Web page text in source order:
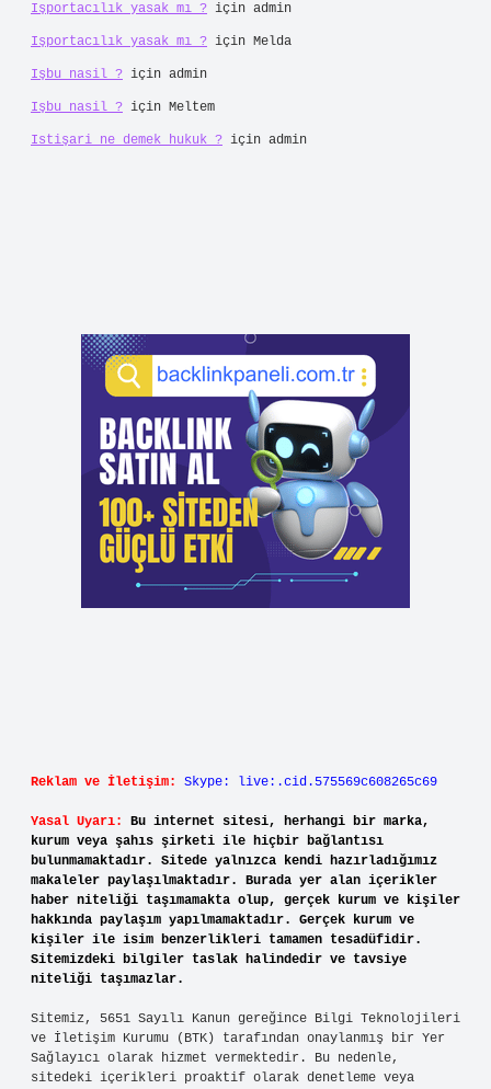
Işportacılık yasak mı ? için admin
Işportacılık yasak mı ? için Melda
Işbu nasil ? için admin
Işbu nasil ? için Meltem
Istişari ne demek hukuk ? için admin
Reklam ve İletişim: Skype: live:.cid.575569c608265c69
Yasal Uyarı:
Bu internet sitesi, herhangi bir marka,
kurum veya şahıs şirketi ile hiçbir bağlantısı
bulunmamaktadır. Sitede yalnızca kendi hazırladığımız
makaleler paylaşılmaktadır. Burada yer alan içerikler
haber niteliği taşımamakta olup, gerçek kurum ve kişiler
hakkında paylaşım yapılmamaktadır. Gerçek kurum ve
kişiler ile isim benzerlikleri tamamen tesadüfidir.
Sitemizdeki bilgiler taslak halindedir ve tavsiye
niteliği taşımazlar.
Sitemiz, 5651 Sayılı Kanun gereğince Bilgi Teknolojileri
ve İletişim Kurumu (BTK) tarafından onaylanmış bir Yer
Sağlayıcı olarak hizmet vermektedir. Bu nedenle,
sitedeki içerikleri proaktif olarak denetleme veya